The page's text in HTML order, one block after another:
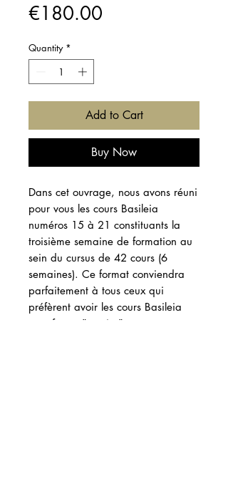
€180.00
Quantity *
Add to Cart
Buy Now
Dans cet ouvrage, nous avons réuni
pour vous les cours Basileia
numéros 15 à 21 constituants la
troisième semaine de formation au
sein du cursus de 42 cours (6
semaines). Ce format conviendra
parfaitement à tous ceux qui
préfèrent avoir les cours Basileia
sous forme "papier".